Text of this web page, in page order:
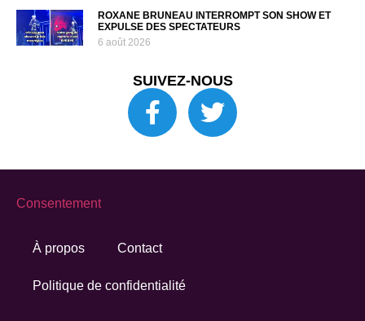
ROXANE BRUNEAU INTERROMPT SON SHOW ET
EXPULSE DES SPECTATEURS
6 août 2026
SUIVEZ-NOUS
À propos Contact
Politique de confidentialité
Consentement